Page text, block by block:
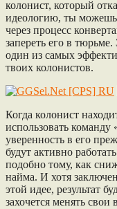
колонист, который
идеологию, ты можешь
через процесс
запереть его в
один из самых
твоих колонистов.
Когда колонист
использовать команду
уверенность в его
будут активно
подобно тому, как
найма. И хотя
этой идее, результат
захочется менять свои